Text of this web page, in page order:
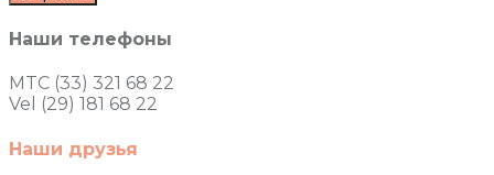
Наши телефоны
MTC (33) 321 68 22
Vel (29) 181 68 22
Наши друзья